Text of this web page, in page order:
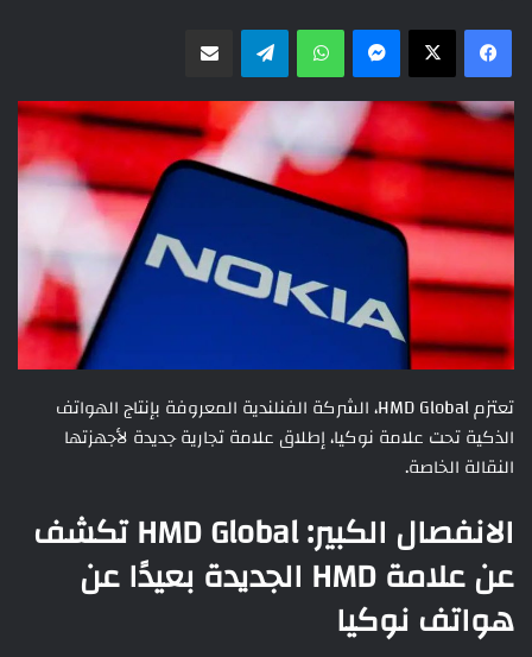
ماسنجر واتسابتيلقرام
تعتزم HMD Global، الشركة الفنلندية المعروفة بإنتاج الهواتف
الذكية تحت علامة نوكيا، إطلاق علامة تجارية جديدة لأجهزتها
النقالة الخاصة.
الانفصال الكبير: HMD Global تكشف
عن علامة HMD الجديدة بعيدًا عن
هواتف نوكيا